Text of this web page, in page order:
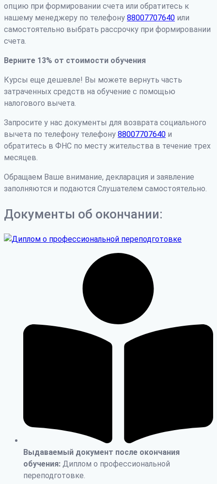
опцию при формировании счета или обратитесь к
нашему менеджеру по телефону 88007707640 или
самостоятельно выбрать рассрочку при формировании
счета.
Верните 13% от стоимости обучения
Курсы еще дешевле! Вы можете вернуть часть
затраченных средств на обучение с помощью
налогового вычета.
Запросите у нас документы для возврата социального
вычета по телефону телефону 88007707640 и
обратитесь в ФНС по месту жительства в течение трех
месяцев.
Обращаем Ваше внимание, декларация и заявление
заполняются и подаются Слушателем самостоятельно.
Документы об окончании:
Выдаваемый документ после окончания
обучения: Диплом о профессиональной
переподготовке.